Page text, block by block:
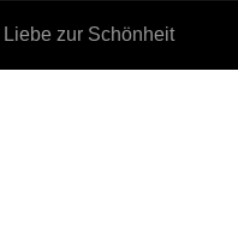
Liebe zur Schönheit